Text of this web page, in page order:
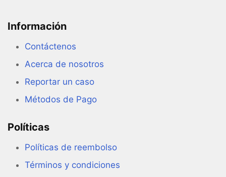
Información
Contáctenos
Acerca de nosotros
Reportar un caso
Métodos de Pago
Políticas
Políticas de reembolso
Términos y condiciones